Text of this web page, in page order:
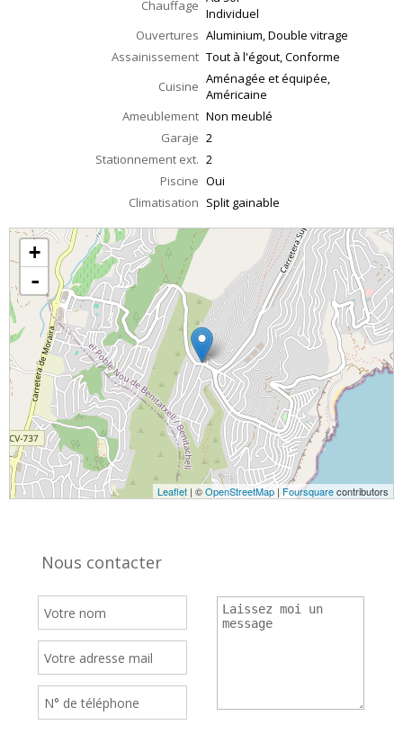
Chauffage Individuel
Ouvertures Aluminium, Double vitrage
Assainissement Tout à l'égout, Conforme
Cuisine Aménagée et équipée,
Américaine
Ameublement Non meublé
Garaje 2
Stationnement ext. 2
Piscine Oui
Climatisation Split gainable
+
-
Leaflet | ©OpenStreetMap | Foursquarecontributors
Nous contacter